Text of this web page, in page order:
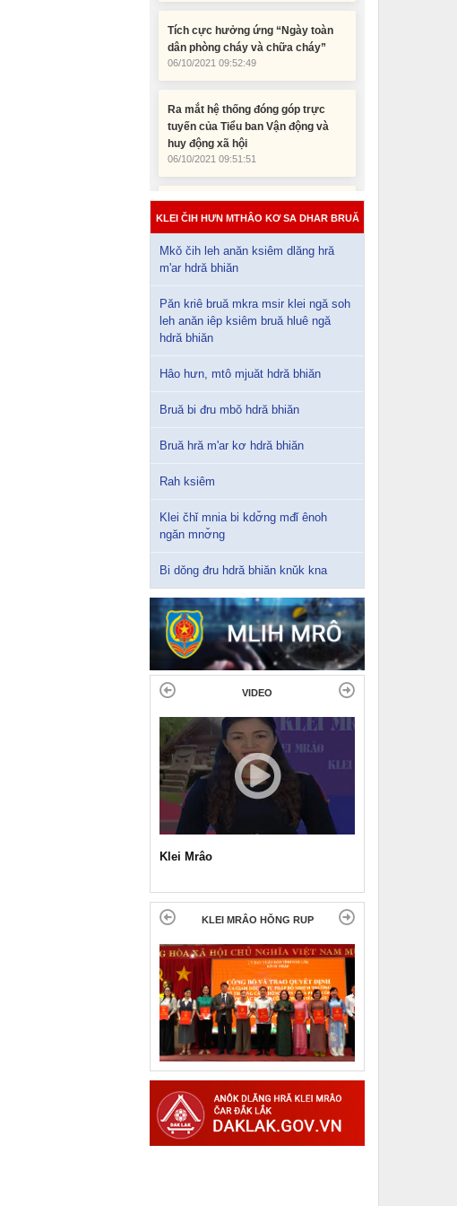
dân phòng cháy và chữa cháy”
06/10/2021 09:52:49
tuyến của Tiểu ban Vận động và
huy động xã hội
06/10/2021 09:51:51
06/10/2021 09:48:09
KLEI ČIH HƯN MTHÂO KƠ SA DHAR BRUĂ
Mkǒ čih leh anăn ksiêm dlăng hră
m'ar hdră bhiăn
Păn kriê bruă mkra msir klei ngă soh
leh anăn iêp ksiêm bruă hluê ngă
hdră bhiăn
Hâo hưn, mtô mjuăt hdră bhiăn
Bruă bi đru mbǒ hdră bhiăn
Bruă hră m'ar kơ hdră bhiăn
Rah ksiêm
Klei čhǐ mnia bi kdơ̌ng mđǐ ênoh
ngăn mnơ̌ng
Bi dǒng đru hdră bhiăn knǔk kna
VIDEO
Klei Mrâo
KLEI MRÂO HǑNG RUP